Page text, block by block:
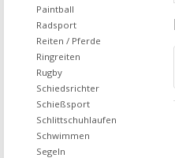
Paintball
Radsport
Reiten / Pferde
Ringreiten
Rugby
Schiedsrichter
Schießsport
Schlittschuhlaufen
Schwimmen
Segeln